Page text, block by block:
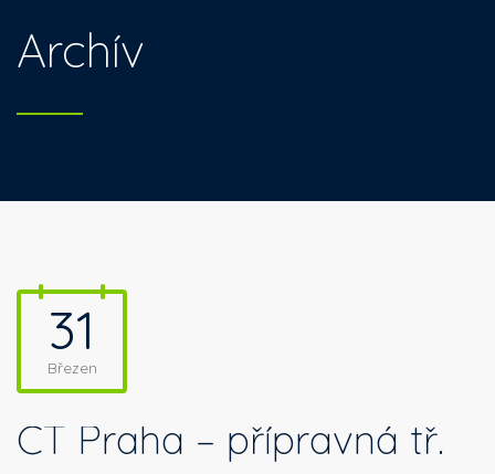
Archív
31
Březen
ČT Praha – přípravná tř.